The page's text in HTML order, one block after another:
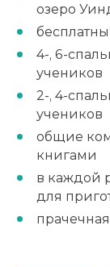
озеро
4-, 6-
учеников
2-, 4-
учеников
общие
книгами
в каждой
для
прачечная